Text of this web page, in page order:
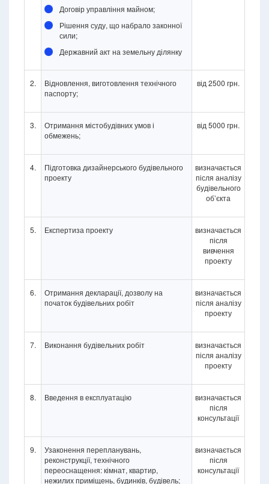
Договір управління майном;
Рішення суду, що набрало законної
сили;
Державний акт на земельну ділянку
2.
Відновлення, виготовлення технічного
паспорту;
від 2500 грн.
3.
Отримання містобудівних умов і
обмежень;
від 5000 грн.
4.
Підготовка дизайнерського будівельного
проекту
визначається
після аналізу
будівельного
об’єкта
5. Експертиза проекту
визначається
після
вивчення
проекту
6.
Отримання декларації, дозволу на
початок будівельних робіт
визначається
після аналізу
проекту
7. Виконання будівельних робіт
визначається
після аналізу
проекту
8. Введення в експлуатацію
визначається
після
консультації
9.
Узаконення перепланувань,
реконструкції, технічного
переоснащення: кімнат, квартир,
нежилих приміщень, будинків, будівель;
визначається
після
консультації